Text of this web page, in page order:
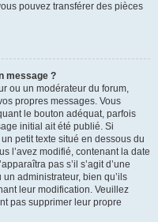
pouvez transférer des pièces
message ?
ou un modérateur du forum,
propres messages. Vous
le bouton adéquat, parfois
initial ait été publié. Si
petit texte situé en dessous du
l’avez modifié, contenant la date
pas s’il s’agit d’une
administrateur, bien qu’ils
leur modification. Veuillez
pas supprimer leur propre